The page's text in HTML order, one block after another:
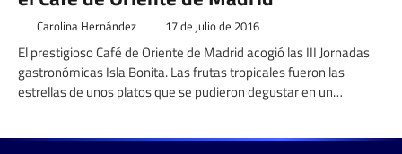
Carolina Hernández 17 de julio de 2016
El prestigioso Café de Oriente de Madrid acogió las III Jornadas
gastronómicas Isla Bonita. Las frutas tropicales fueron las
estrellas de unos platos que se pudieron degustar en un